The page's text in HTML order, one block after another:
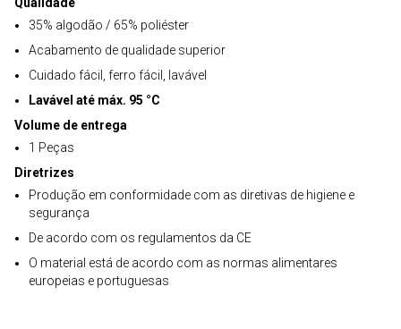
35% algodão / 65% poliéster
Acabamento de qualidade superior
Cuidado fácil, ferro fácil, lavável
Lavável até máx. 95 °C
Volume de entrega
1 Peças
Diretrizes
Produção em conformidade com as diretivas de higiene e
segurança
De acordo com os regulamentos da CE
O material está de acordo com as normas alimentares
europeias e portuguesas